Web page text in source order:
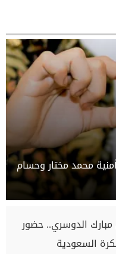
محمد مختار وحسام
الدوسري.. حضور
السعودية